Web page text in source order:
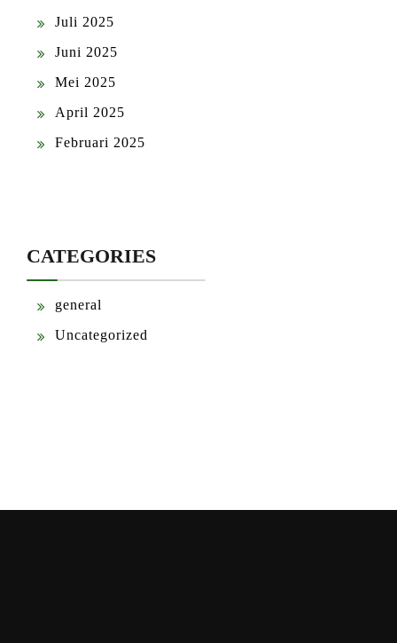
Juli 2025
Juni 2025
Mei 2025
April 2025
Februari 2025
CATEGORIES
general
Uncategorized